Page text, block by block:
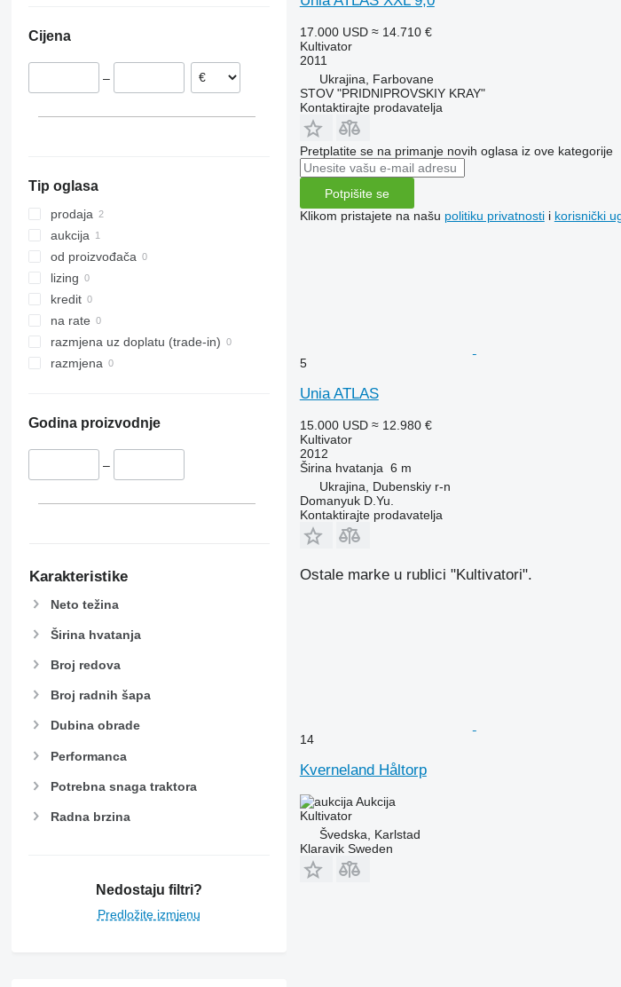
Cijena
–
Tip oglasa
prodaja
aukcija
od proizvođača
lizing
kredit
na rate
razmjena uz doplatu (trade-in)
razmjena
Godina proizvodnje
–
Karakteristike
Neto težina
Širina hvatanja
Broj redova
Broj radnih šapa
Dubina obrade
Performanca
Potrebna snaga traktora
Radna brzina
Nedostaju filtri?
Predložite izmjenu
17.000 USD ≈ 14.710 €
Kultivator
2011
Ukrajina, Farbovane
STOV "PRIDNIPROVSKIY KRAY"
Kontaktirajte prodavatelja
Pretplatite se na primanje novih oglasa iz ove kategorije
Potpišite se
Klikom pristajete na našu politiku privatnostii korisnički
5
Unia ATLAS
15.000 USD ≈ 12.980 €
Kultivator
2012
Širina hvatanja 6 m
Ukrajina, Dubenskiy r-n
Domanyuk D.Yu.
Kontaktirajte prodavatelja
Ostale marke u rublici "Kultivatori".
14
Kverneland Håltorp
Aukcija
Kultivator
Švedska, Karlstad
Klaravik Sweden